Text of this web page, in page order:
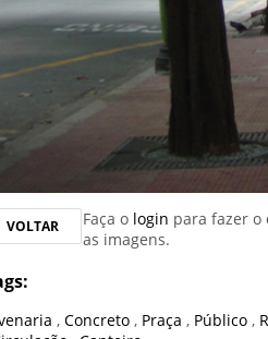
VOLTAR Faça o login para fazer o
as imagens.
,Concreto , Praça , Público ,